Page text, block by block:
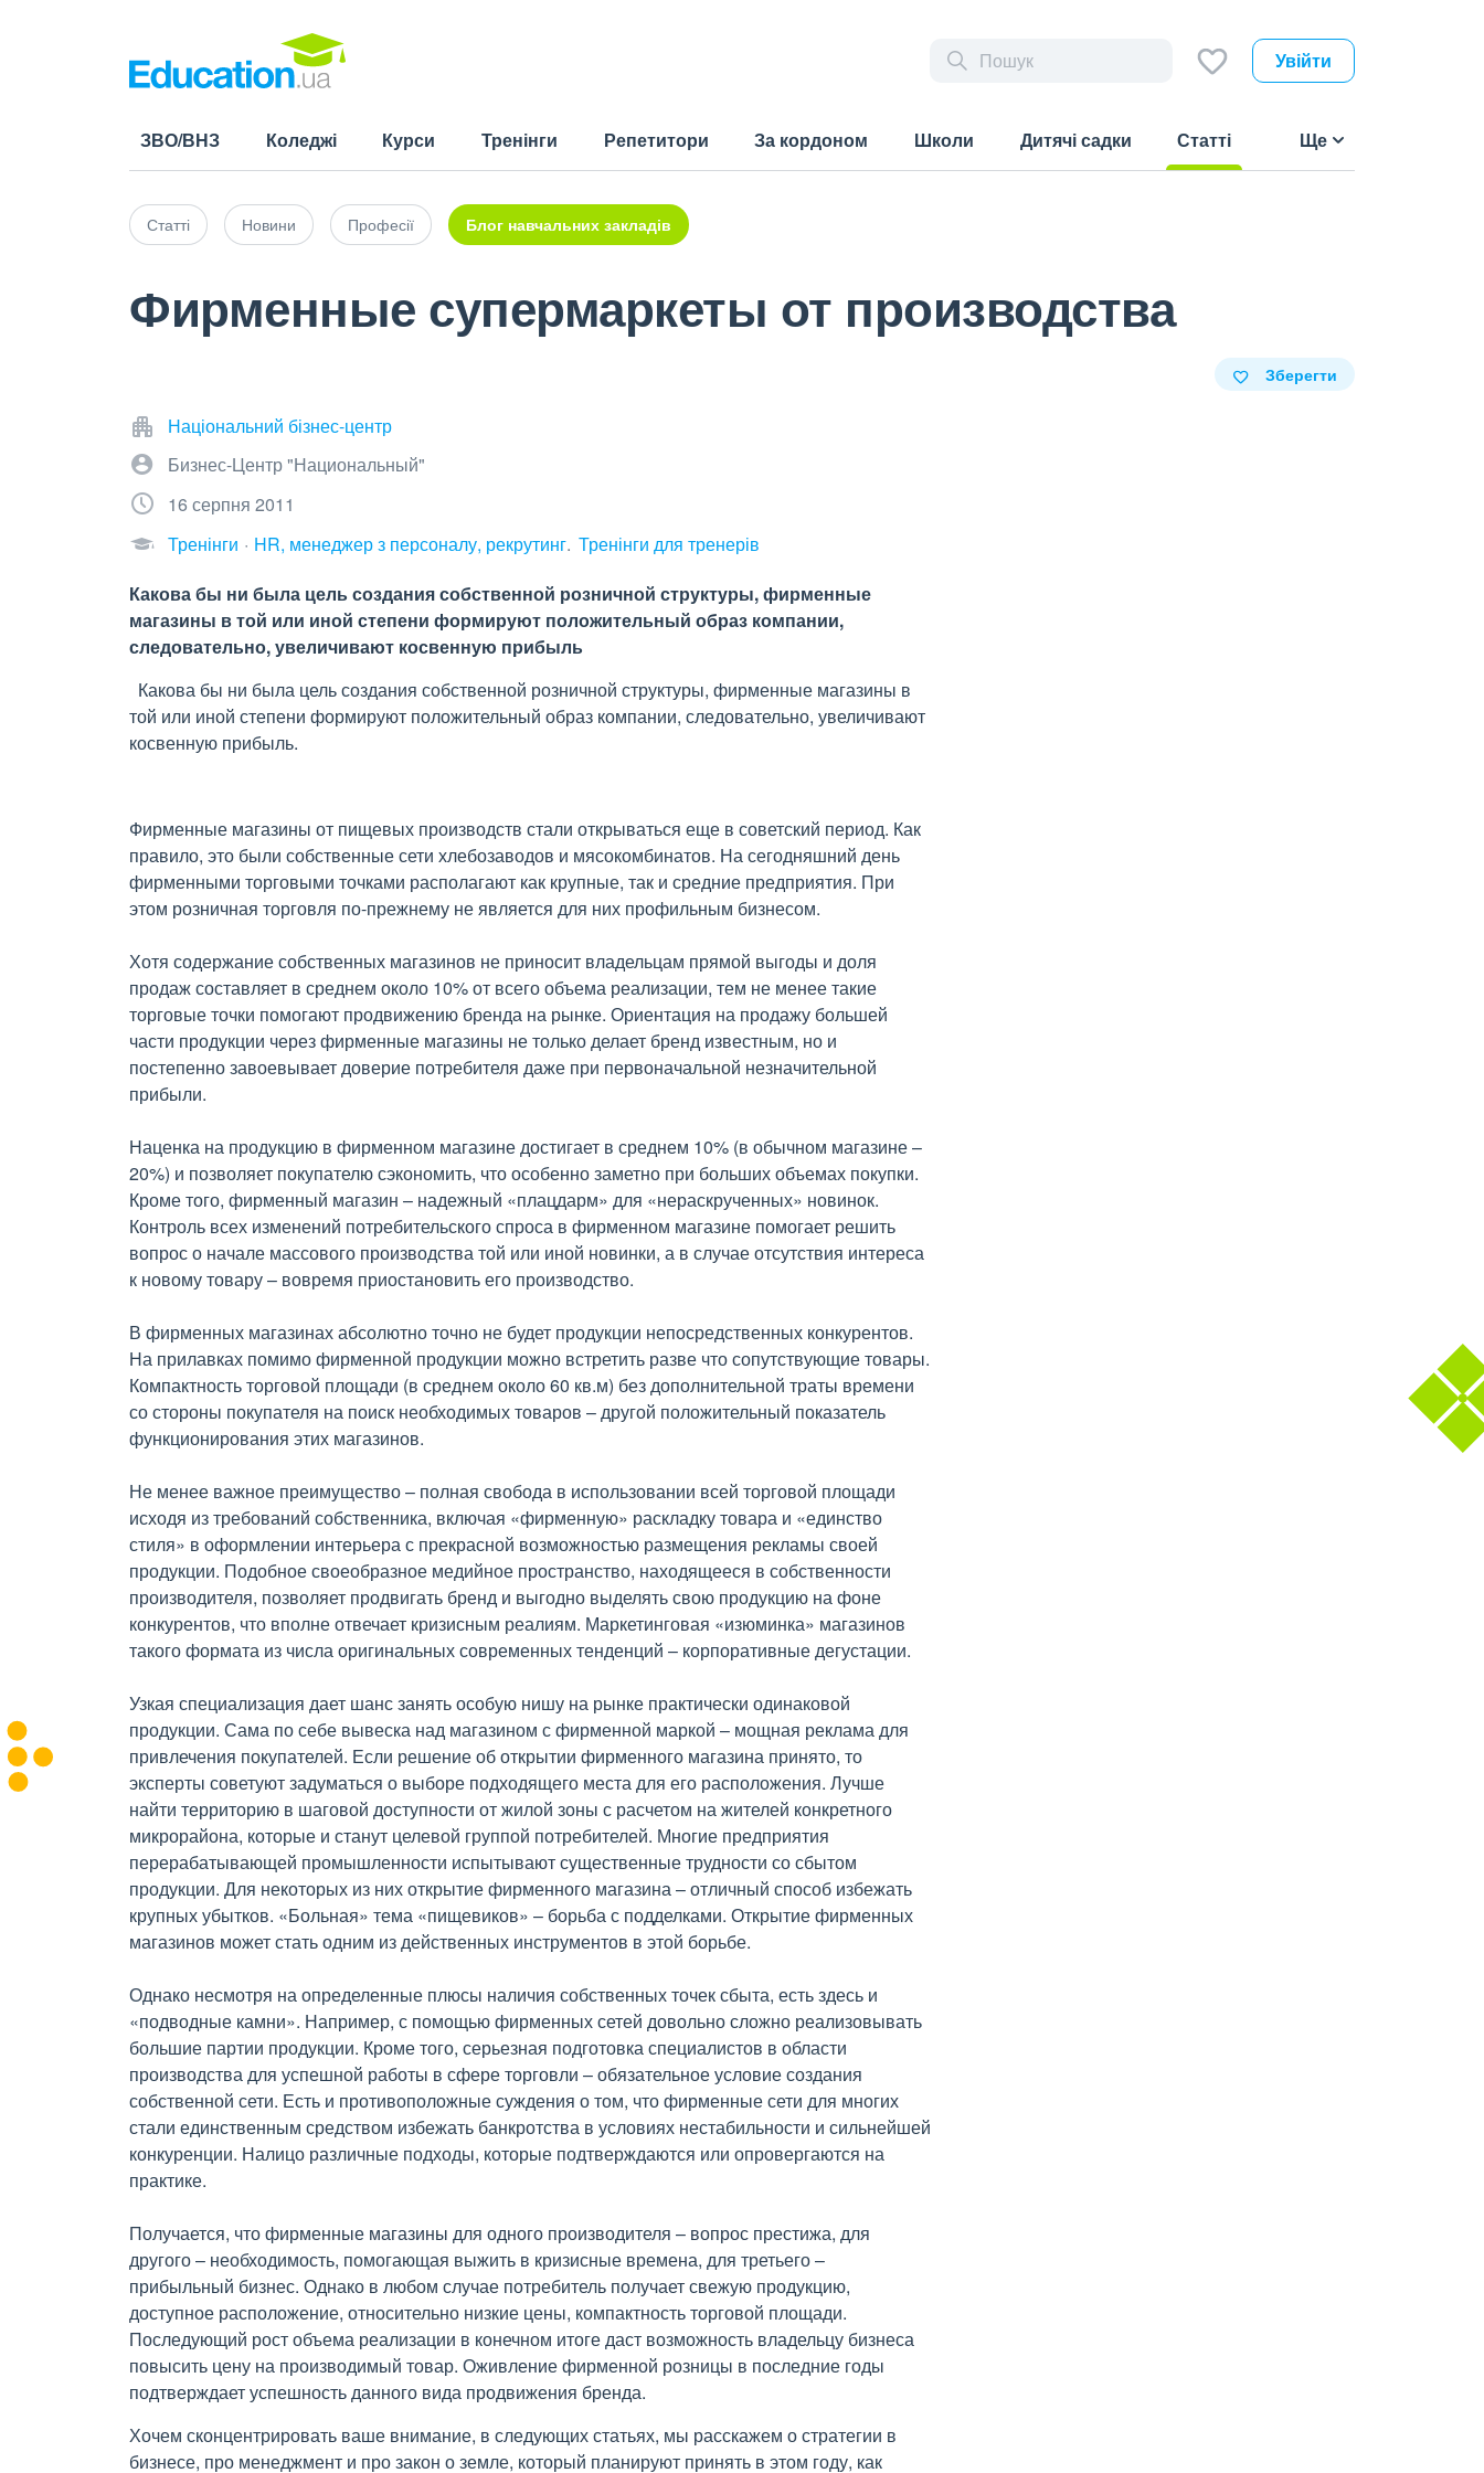
Увійти
ЗВО/ВНЗ Коледжі Курси Тренінги Репетитори За кордоном Школи Дитячі садки
Статті
Ще
Статті Новини Професії Блог навчальних закладів
Фирменные супермаркеты от производства
Зберегти
Національний бізнес-центр
Бизнес-Центр "Национальный"
16 серпня 2011
Тренінги
HR, менеджер з персоналу, рекрутинг Тренінги для тренерів
Какова бы ни была цель создания собственной розничной структуры, фирменные
магазины в той или иной степени формируют положительный образ компании,
следовательно, увеличивают косвенную прибыль
Какова бы ни была цель создания собственной розничной структуры, фирменные магазины в
той или иной степени формируют положительный образ компании, следовательно, увеличивают
косвенную прибыль.
Фирменные магазины от пищевых производств стали открываться еще в советский период. Как
правило, это были собственные сети хлебозаводов и мясокомбинатов. На сегодняшний день
фирменными торговыми точками располагают как крупные, так и средние предприятия. При
этом розничная торговля по-прежнему не является для них профильным бизнесом.
Хотя содержание собственных магазинов не приносит владельцам прямой выгоды и доля
продаж составляет в среднем около 10% от всего объема реализации, тем не менее такие
торговые точки помогают продвижению бренда на рынке. Ориентация на продажу большей
части продукции через фирменные магазины не только делает бренд известным, но и
постепенно завоевывает доверие потребителя даже при первоначальной незначительной
прибыли.
Наценка на продукцию в фирменном магазине достигает в среднем 10% (в обычном магазине –
20%) и позволяет покупателю сэкономить, что особенно заметно при больших объемах покупки.
Кроме того, фирменный магазин – надежный «плацдарм» для «нераскрученных» новинок.
Контроль всех изменений потребительского спроса в фирменном магазине помогает решить
вопрос о начале массового производства той или иной новинки, а в случае отсутствия интереса
к новому товару – вовремя приостановить его производство.
В фирменных магазинах абсолютно точно не будет продукции непосредственных конкурентов.
На прилавках помимо фирменной продукции можно встретить разве что сопутствующие товары.
Компактность торговой площади (в среднем около 60 кв.м) без дополнительной траты времени
со стороны покупателя на поиск необходимых товаров – другой положительный показатель
функционирования этих магазинов.
Не менее важное преимущество – полная свобода в использовании всей торговой площади
исходя из требований собственника, включая «фирменную» раскладку товара и «единство
стиля» в оформлении интерьера с прекрасной возможностью размещения рекламы своей
продукции. Подобное своеобразное медийное пространство, находящееся в собственности
производителя, позволяет продвигать бренд и выгодно выделять свою продукцию на фоне
конкурентов, что вполне отвечает кризисным реалиям. Маркетинговая «изюминка» магазинов
такого формата из числа оригинальных современных тенденций – корпоративные дегустации.
Узкая специализация дает шанс занять особую нишу на рынке практически одинаковой
продукции. Сама по себе вывеска над магазином с фирменной маркой – мощная реклама для
привлечения покупателей. Если решение об открытии фирменного магазина принято, то
эксперты советуют задуматься о выборе подходящего места для его расположения. Лучше
найти территорию в шаговой доступности от жилой зоны с расчетом на жителей конкретного
микрорайона, которые и станут целевой группой потребителей. Многие предприятия
перерабатывающей промышленности испытывают существенные трудности со сбытом
продукции. Для некоторых из них открытие фирменного магазина – отличный способ избежать
крупных убытков. «Больная» тема «пищевиков» – борьба с подделками. Открытие фирменных
магазинов может стать одним из действенных инструментов в этой борьбе.
Однако несмотря на определенные плюсы наличия собственных точек сбыта, есть здесь и
«подводные камни». Например, с помощью фирменных сетей довольно сложно реализовывать
большие партии продукции. Кроме того, серьезная подготовка специалистов в области
производства для успешной работы в сфере торговли – обязательное условие создания
собственной сети. Есть и противоположные суждения о том, что фирменные сети для многих
стали единственным средством избежать банкротства в условиях нестабильности и сильнейшей
конкуренции. Налицо различные подходы, которые подтверждаются или опровергаются на
практике.
Получается, что фирменные магазины для одного производителя – вопрос престижа, для
другого – необходимость, помогающая выжить в кризисные времена, для третьего –
прибыльный бизнес. Однако в любом случае потребитель получает свежую продукцию,
доступное расположение, относительно низкие цены, компактность торговой площади.
Последующий рост объема реализации в конечном итоге даст возможность владельцу бизнеса
повысить цену на производимый товар. Оживление фирменной розницы в последние годы
подтверждает успешность данного вида продвижения бренда.
Хочем сконцентрировать ваше внимание, в следующих статьях, мы расскажем о стратегии в
бизнесе, про менеджмент и про закон о земле, который планируют принять в этом году, как